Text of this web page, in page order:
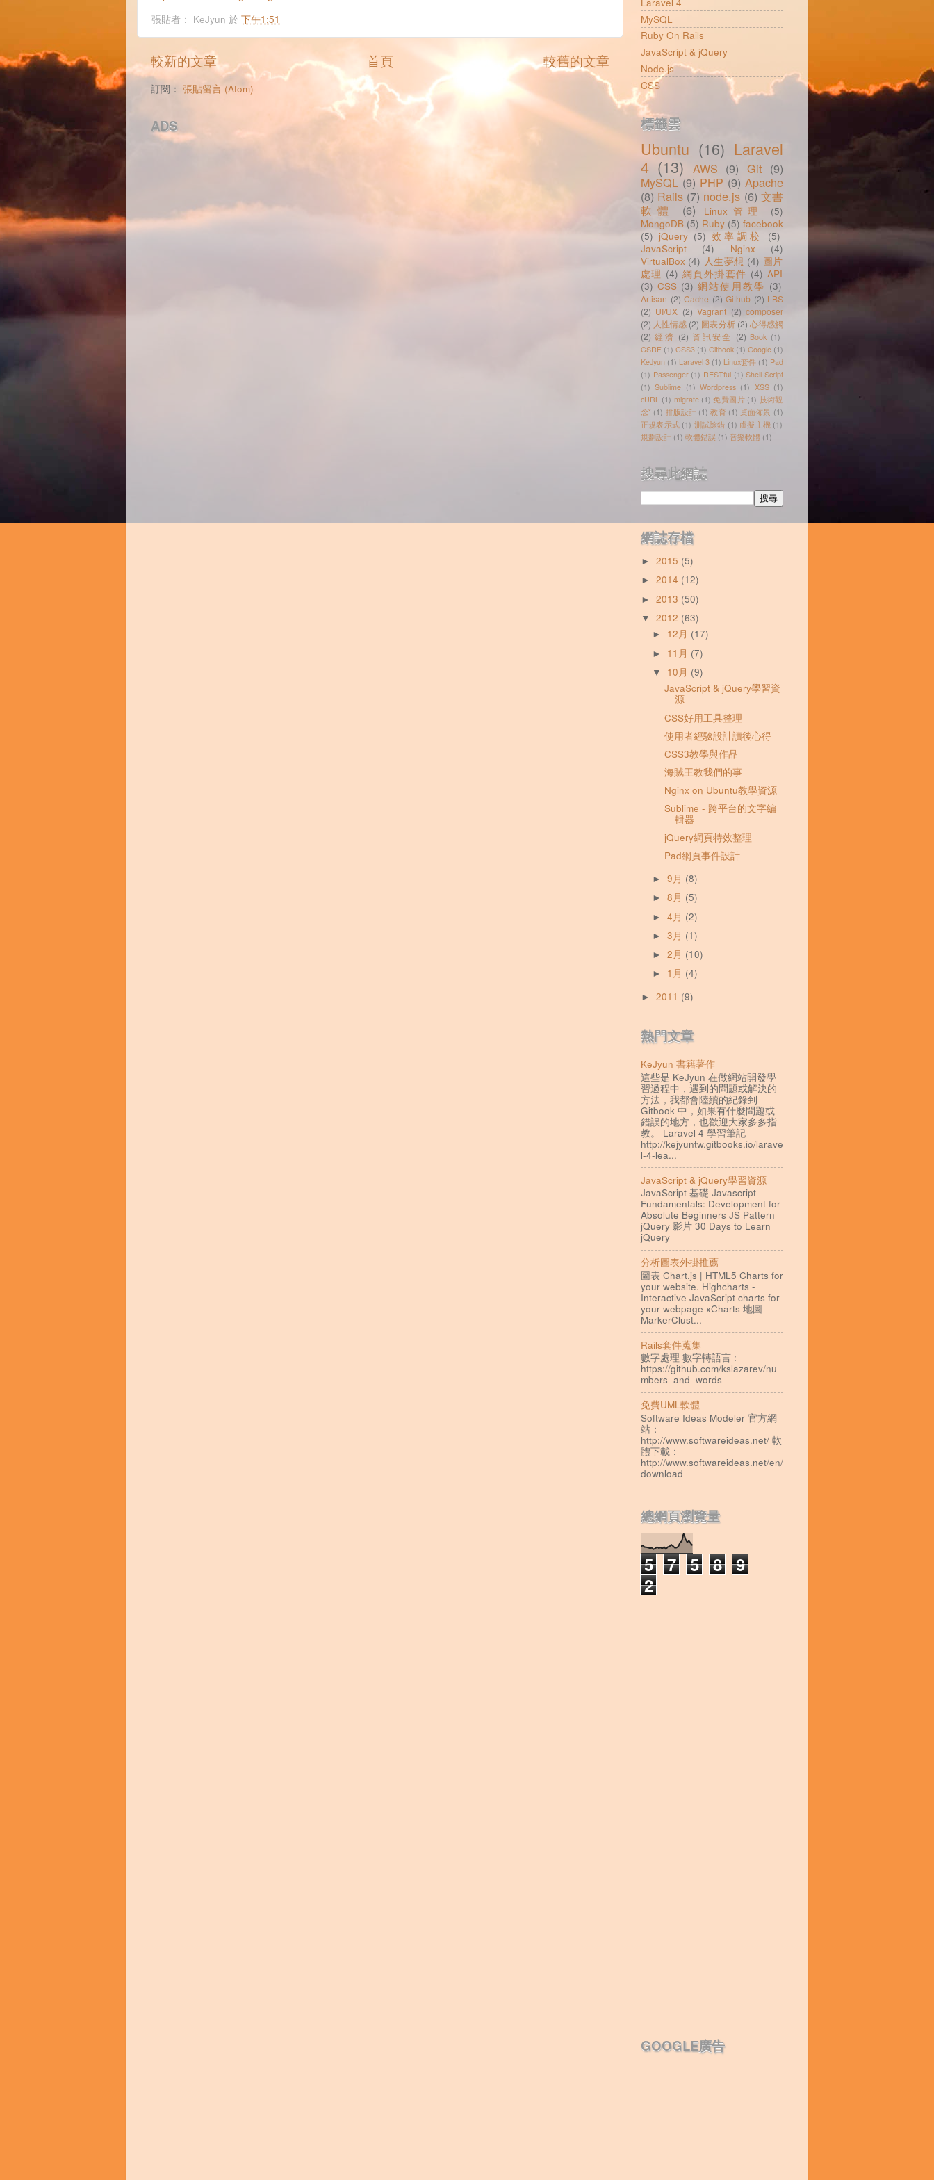
張貼者： KeJyun 於 下午1:51
較新的文章 較舊的文章
首頁
訂閱： 張貼留言 (Atom)
ADS
MySQL
Ruby On Rails
JavaScript & jQuery
Node.js
CSS
標籤雲
Ubuntu (16) Laravel
4 (13) AWS (9) Git (9)
MySQL (9) PHP (9) Apache
(8) Rails (7) node.js (6) 文書
軟體
(6) Linux管理
(5)
MongoDB (5) Ruby (5) facebook
(5) jQuery (5) 效率調校
(5)
JavaScript
(4) Nginx
(4)
VirtualBox (4) 人生夢想 (4) 圖片
處理 (4) 網頁外掛套件 (4) API
(3) CSS (3) 網站使用教學 (3)
Artisan (2) Cache (2) Github (2) LBS
(2) UI/UX (2) Vagrant (2) composer
(2) 人性情感 (2) 圖表分析 (2) 心得感觸
(2) 經濟 (2) 資訊安全 (2) Book (1)
CSRF (1) CSS3 (1) Gitbook (1) Google (1)
KeJyun (1) Laravel 3 (1) Linux套件 (1) Pad
(1) Passenger (1) RESTful (1) Shell Script
(1) Sublime (1) Wordpress (1) XSS (1)
cURL (1) migrate (1) 免費圖片 (1) 技術觀
念ˇ (1) 排版設計 (1) 教育 (1) 桌面佈景 (1)
正規表示式 (1) 測試除錯 (1) 虛擬主機 (1)
規劃設計 (1) 軟體錯誤 (1) 音樂軟體 (1)
搜尋此網誌
網誌存檔
► 2015 (5)
► 2014 (12)
► 2013 (50)
▼ 2012 (63)
► 12月 (17)
► 11月 (7)
▼ 10月 (9)
JavaScript & jQuery學習資
源
CSS好用工具整理
使用者經驗設計讀後心得
CSS3教學與作品
海賊王教我們的事
Nginx on Ubuntu教學資源
Sublime - 跨平台的文字編
輯器
jQuery網頁特效整理
Pad網頁事件設計
►9月 (8)
►8月 (5)
►4月 (2)
►3月 (1)
►2月 (10)
► 1月 (4)
► 2011 (9)
熱門文章
KeJyun 書籍著作
這些是 KeJyun 在做網站開發學
習過程中，遇到的問題或解決的
方法，我都會陸續的紀錄到
Gitbook 中，如果有什麼問題或
錯誤的地方，也歡迎大家多多指
教。 Laravel 4 學習筆記
http://kejyuntw.gitbooks.io/larave
l-4-lea...
JavaScript & jQuery學習資源
JavaScript 基礎 Javascript
Fundamentals: Development for
Absolute Beginners JS Pattern
jQuery 影片 30 Days to Learn
jQuery
分析圖表外掛推薦
圖表 Chart.js | HTML5 Charts for
your website. Highcharts -
Interactive JavaScript charts for
your webpage xCharts 地圖
MarkerClust...
Rails套件蒐集
數字處理 數字轉語言 :
https://github.com/kslazarev/nu
mbers_and_words
免費UML軟體
Software Ideas Modeler 官方網
站：
http://www.softwareideas.net/ 軟
體下載：
http://www.softwareideas.net/en/
download
總網頁瀏覽量
5 7 5 8 9
2
GOOGLE廣告